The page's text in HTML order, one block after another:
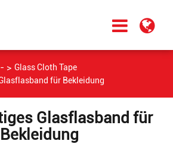
Glass Cloth Tape
für Bekleidung
Glasflasband für
Bekleidung